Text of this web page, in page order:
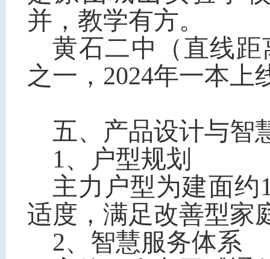
并，教学有方。
黄石二中（直线
之一，2024年一本上
五、产品设计与智
1、户型规划
主力户型为建面约
适度，满足改善型家
2、智慧服务体系